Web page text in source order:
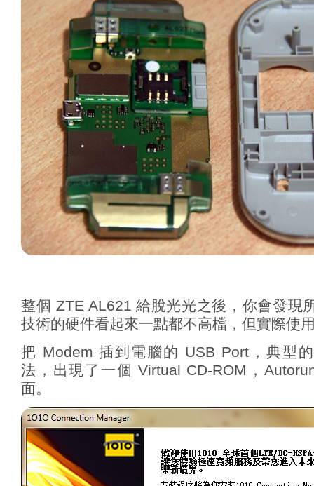
整個 ZTE AL621 給脫光光之後，你會發現
技術的硬件看起來一點都不高檔，但實際使
把 Modem 插到電腦的 USB Port，典型
法，出現了一個 Virtual CD-ROM，
面。